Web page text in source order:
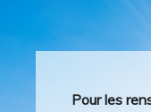
Pour les